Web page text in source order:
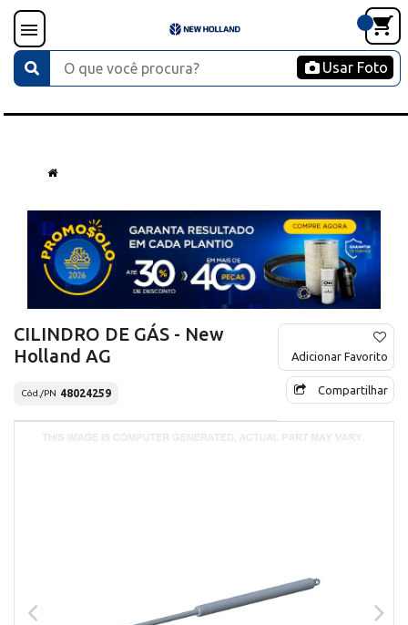
Usar Foto
CILINDRO DE GÁS - New
Holland AG
Cód./PN 48024259
Adicionar Favorito
Compartilhar